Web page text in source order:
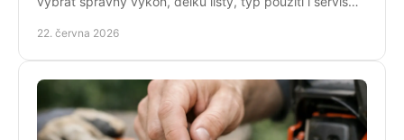
22. června 2026